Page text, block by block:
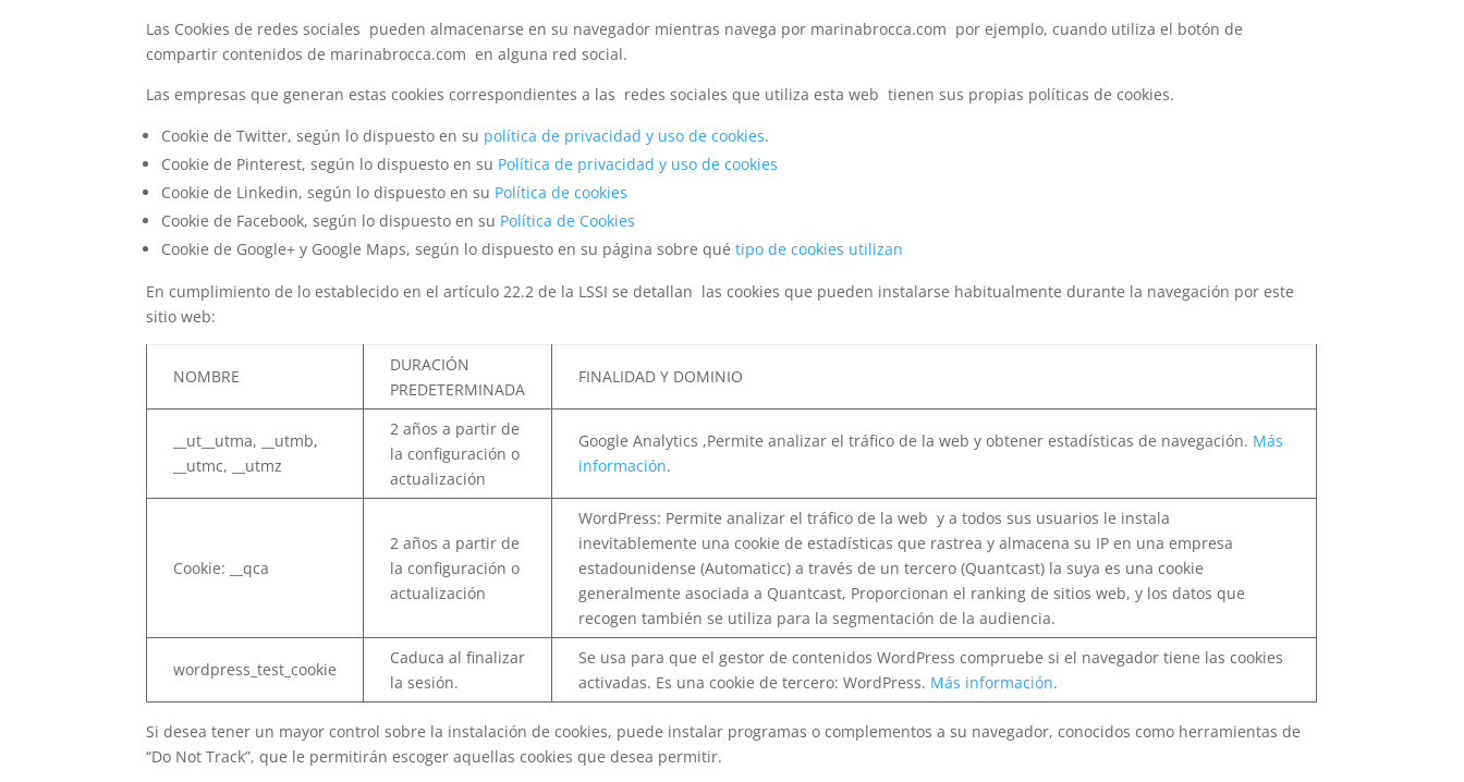
Las Cookies de redes sociales pueden almacenarse en su navegador mientras navega por marinabrocca.com por ejemplo, cuando utiliza el botón de
compartir contenidos de marinabrocca.com en alguna red social.
Las empresas que generan estas cookies correspondientes a las redes sociales que utiliza esta web tienen sus propias políticas de cookies.
Cookie de Twitter, según lo dispuesto en su política de privacidad y uso de cookies.
Cookie de Pinterest, según lo dispuesto en su Política de privacidad y uso de cookies
Cookie de Linkedin, según lo dispuesto en su Política de cookies
Cookie de Facebook, según lo dispuesto en su Política de Cookies
Cookie de Google+ y Google Maps, según lo dispuesto en su página sobre quétipo de cookies utilizan
En cumplimiento de lo establecido en el artículo 22.2 de la LSSI se detallan las cookies que pueden instalarse habitualmente durante la navegación por este
sitio web:
NOMBRE
DURACIÓN
PREDETERMINADA
FINALIDAD Y DOMINIO
__ut__utma, __utmb,
__utmc, __utmz
2 años a partir de
la configuración o
actualización
Google Analytics ,Permite analizar el tráfico de la web y obtener estadísticas de navegación. Más
información.
Cookie: __qca
2 años a partir de
la configuración o
actualización
WordPress: Permite analizar el tráfico de la web y a todos sus usuarios le instala
inevitablemente una cookie de estadísticas que rastrea y almacena su IP en una empresa
estadounidense (Automaticc) a través de un tercero (Quantcast) la suya es una cookie
generalmente asociada a Quantcast, Proporcionan el ranking de sitios web, y los datos que
recogen también se utiliza para la segmentación de la audiencia.
wordpress_test_cookie
Caduca al finalizar
la sesión.
Se usa para que el gestor de contenidos WordPress compruebe si el navegador tiene las cookies
activadas. Es una cookie de tercero: WordPress. Más información.
Si desea tener un mayor control sobre la instalación de cookies, puede instalar programas o complementos a su navegador, conocidos como herramientas de
“Do Not Track”, que le permitirán escoger aquellas cookies que desea permitir.